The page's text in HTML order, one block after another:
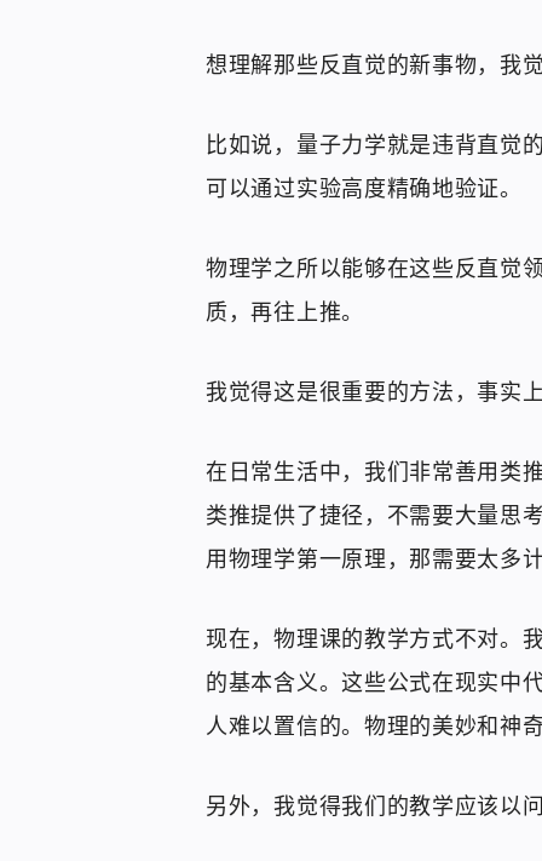
想理解那些反直觉的新事物，我
比如说，量子力学就是违背直觉
可以通过实验高度精确地验证。
物理学之所以能够在这些反直觉
质，再往上推。
我觉得这是很重要的方法，事实
在日常生活中，我们非常善用类
类推提供了捷径，不需要大量思
用物理学第一原理，那需要太多
现在，物理课的教学方式不对。
的基本含义。这些公式在现实中
人难以置信的。物理的美妙和神
另外，我觉得我们的教学应该以